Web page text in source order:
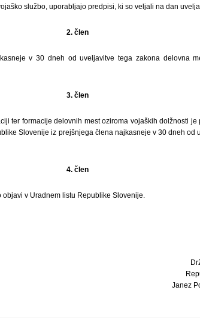
službo, uporabljajo predpisi, ki so veljali na dan
2. člen
v 30 dneh od uveljavitve tega zakona delovna
3. člen
ter formacije delovnih mest oziroma vojaških dolžnosti
Slovenije iz prejšnjega člena najkasneje v 30 dneh od
4. člen
v Uradnem listu Republike Slovenije.
Janez